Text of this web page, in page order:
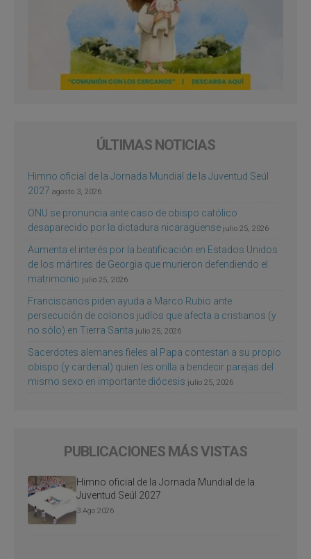
ÚLTIMAS NOTICIAS
Himno oficial de la Jornada Mundial de la Juventud Seúl
2027 agosto 3, 2026
ONU se pronuncia ante caso de obispo católico
desaparecido por la dictadura nicaragüense julio 25, 2026
Aumenta el interés por la beatificación en Estados Unidos
de los mártires de Georgia que murieron defendiendo el
matrimonio julio 25, 2026
Franciscanos piden ayuda a Marco Rubio ante
persecución de colonos judíos que afecta a cristianos (y
no sólo) en Tierra Santa julio 25, 2026
Sacerdotes alemanes fieles al Papa contestan a su propio
obispo (y cardenal) quien les orilla a bendecir parejas del
mismo sexo en importante diócesis julio 25, 2026
PUBLICACIONES MÁS VISTAS
Himno oficial de la Jornada Mundial de la
Juventud Seúl 2027
3 Ago 2026